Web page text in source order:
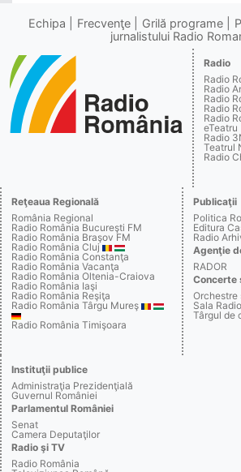
Echipa Frecvenţe Grilă programe
jurnalistului Radio
Radio
Radio
Radio
Radio
Radio
Radio
eTeatru
Radio
Teatrul
Radio
Reţeaua Regională
România Regional
Radio România Bucureşti FM
Radio România Braşov FM
Radio România Cluj
Radio România Constanţa
Radio România Vacanţa
Radio România Oltenia-Craiova
Radio România Iaşi
Radio România Reşiţa
Radio România Târgu Mureş
Radio România Timişoara
Publicaţii
Politica
Editura
Radio
Agenţie
RADOR
Concerte
Orchestre
Sala Radio
Târgul de
Instituţii publice
Administraţia Prezidenţială
Guvernul României
Parlamentul României
Senat
Camera Deputaţilor
Radio şi TV
Radio România